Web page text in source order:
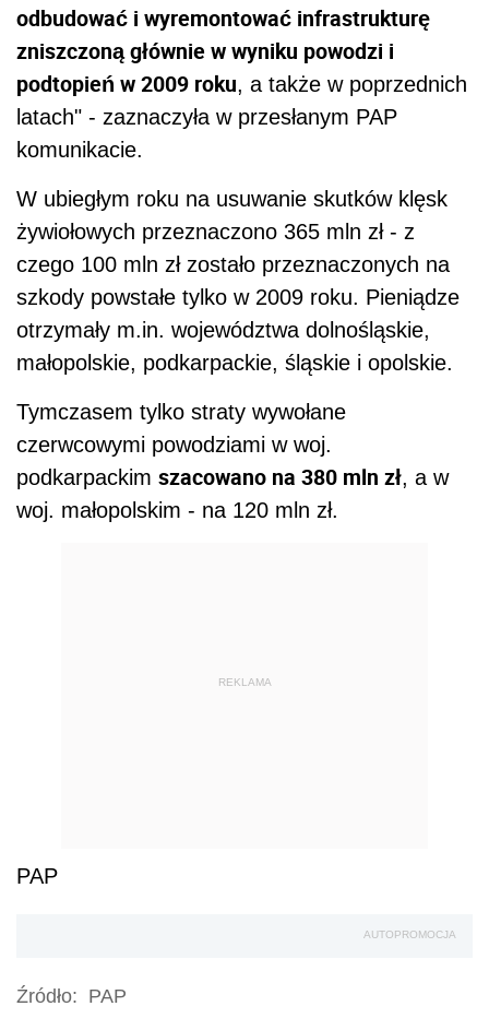
odbudować i wyremontować infrastrukturę
zniszczoną głównie w wyniku powodzi i
podtopień w 2009 roku, a także w poprzednich
latach" - zaznaczyła w przesłanym PAP
komunikacie.
W ubiegłym roku na usuwanie skutków klęsk
żywiołowych przeznaczono 365 mln zł - z
czego 100 mln zł zostało przeznaczonych na
szkody powstałe tylko w 2009 roku. Pieniądze
otrzymały m.in. województwa dolnośląskie,
małopolskie, podkarpackie, śląskie i opolskie.
Tymczasem tylko straty wywołane
czerwcowymi powodziami w woj.
podkarpackim szacowano na 380 mln zł, a w
woj. małopolskim - na 120 mln zł.
REKLAMA
PAP
AUTOPROMOCJA
Źródło: PAP